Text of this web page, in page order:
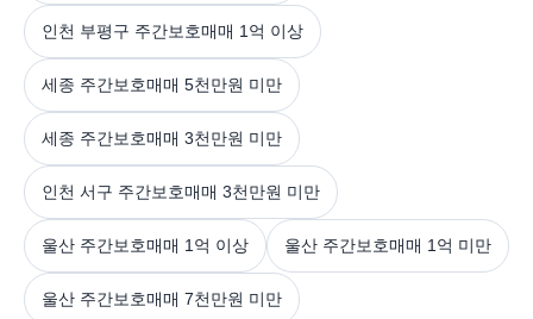
인천 부평구 주간보호매매 1억 이상
세종 주간보호매매 5천만원 미만
세종 주간보호매매 3천만원 미만
인천 서구 주간보호매매 3천만원 미만
울산 주간보호매매 1억 이상 울산 주간보호매매 1억 미만
울산 주간보호매매 7천만원 미만